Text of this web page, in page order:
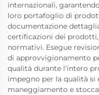
internazionali,
loro portafoglio di
documentazione
certificazioni dei
normativi. Esegue
di approvvigionamento
qualità durante l'intero
impegno per la qualità si
maneggiamento e